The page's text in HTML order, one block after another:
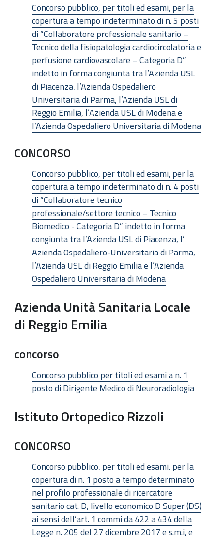
Concorso pubblico, per titoli ed esami, per la
copertura a tempo indeterminato di n. 5 posti
di “Collaboratore professionale sanitario –
Tecnico della fisiopatologia cardiocircolatoria e
perfusione cardiovascolare – Categoria D”
indetto in forma congiunta tra l’Azienda USL
di Piacenza, l’Azienda Ospedaliero
Universitaria di Parma, l’Azienda USL di
Reggio Emilia, l’Azienda USL di Modena e
l’Azienda Ospedaliero Universitaria di Modena
CONCORSO
Concorso pubblico, per titoli ed esami, per la
copertura a tempo indeterminato di n. 4 posti
di “Collaboratore tecnico
professionale/settore tecnico – Tecnico
Biomedico - Categoria D” indetto in forma
congiunta tra l’Azienda USL di Piacenza, l’
Azienda Ospedaliero-Universitaria di Parma,
l’Azienda USL di Reggio Emilia e l’Azienda
Ospedaliero Universitaria di Modena
Azienda Unità Sanitaria Locale
di Reggio Emilia
concorso
Concorso pubblico per titoli ed esami a n. 1
posto di Dirigente Medico di Neuroradiologia
Istituto Ortopedico Rizzoli
CONCORSO
Concorso pubblico, per titoli ed esami, per la
copertura di n. 1 posto a tempo determinato
nel profilo professionale di ricercatore
sanitario cat. D, livello economico D Super (DS)
ai sensi dell’art. 1 commi da 422 a 434 della
Legge n. 205 del 27 dicembre 2017 e s.m.i, e